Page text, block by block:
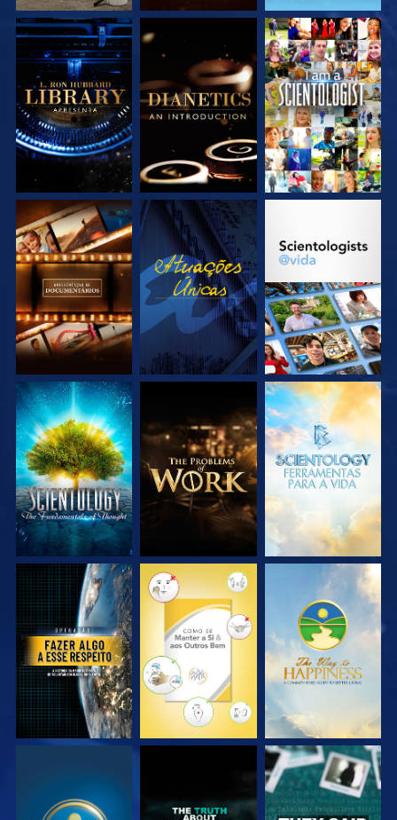
EXPLORE A SÉRIE EXPLORE A SÉRIE VEJA
EXPLORE A SÉRIE VEJA EXPLORE A SÉRIE
EXPLORE A SÉRIE EXPLORE A SÉRIE EXPLORE A SÉRIE
VEJA VEJA VEJA
VEJA VEJA VEJA